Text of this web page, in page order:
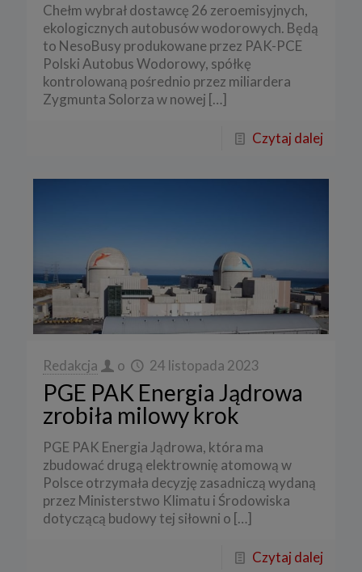
Chełm wybrał dostawcę 26 zeroemisyjnych,
ekologicznych autobusów wodorowych. Będą
to NesoBusy produkowane przez PAK-PCE
Polski Autobus Wodorowy, spółkę
kontrolowaną pośrednio przez miliardera
Zygmunta Solorza w nowej […]
Czytaj dalej
Redakcja o 24 listopada 2023
PGE PAK Energia Jądrowa
zrobiła milowy krok
PGE PAK Energia Jądrowa, która ma
zbudować drugą elektrownię atomową w
Polsce otrzymała decyzję zasadniczą wydaną
przez Ministerstwo Klimatu i Środowiska
dotyczącą budowy tej siłowni o […]
Czytaj dalej